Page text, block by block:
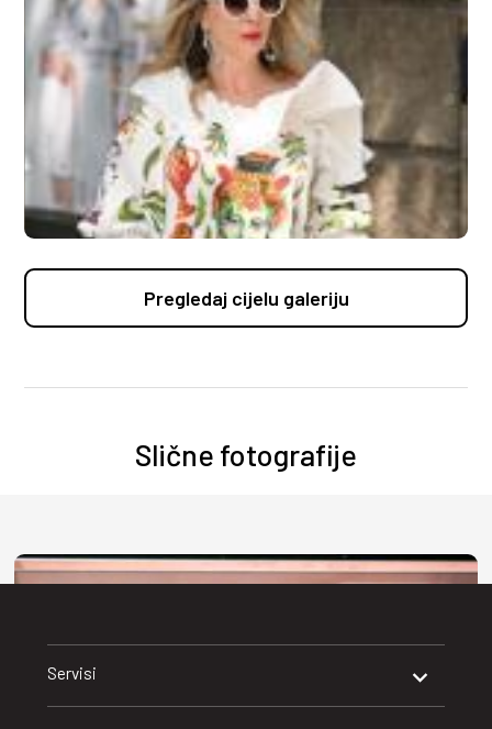
Pregledaj cijelu galeriju
Slične fotografije
Servisi